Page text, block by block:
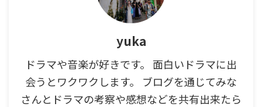
yuka
ドラマや音楽が好きです。 面白いドラマに出
会うとワクワクします。 ブログを通じてみな
さんとドラマの考察や感想などを共有出来たら